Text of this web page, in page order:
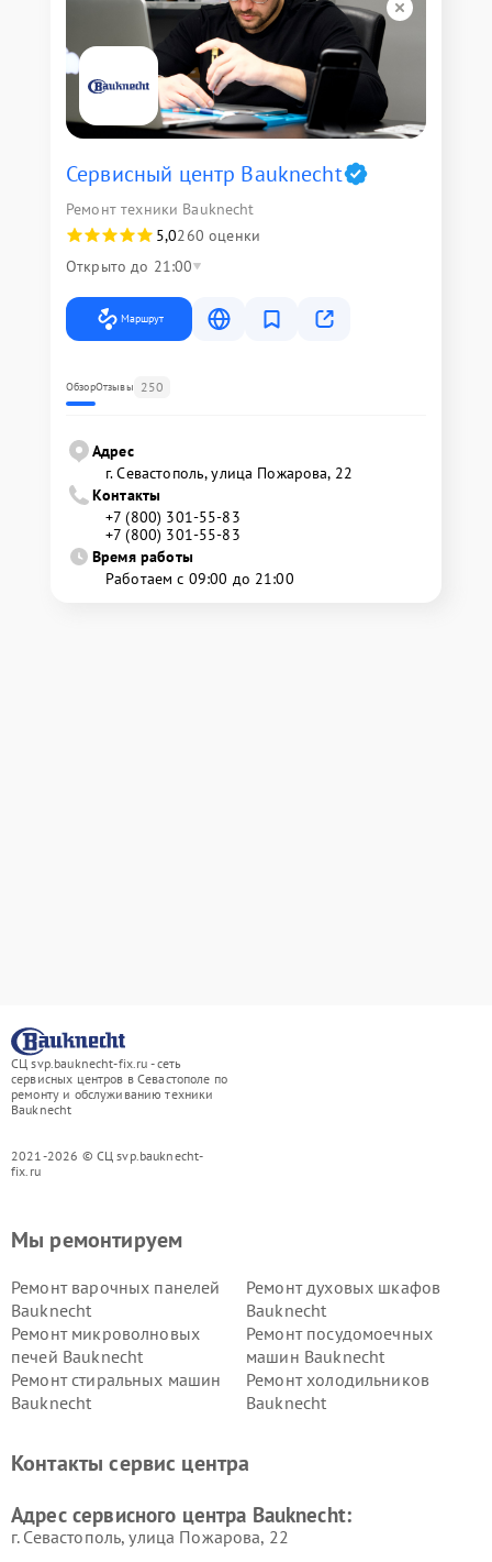
Сервисный центр Bauknecht
Ремонт техники Bauknecht
5,0260 оценки
Открыто до 21:00
Маршрут
ОбзорОтзывы 250
Адрес
г. Севастополь, улица Пожарова, 22
Контакты
+7 (800) 301-55-83
+7 (800) 301-55-83
Время работы
Работаем с 09:00 до 21:00
СЦ svp.bauknecht-fix.ru - сеть
сервисных центров в Севастополе по
ремонту и обслуживанию техники
Bauknecht
2021-2026 © СЦ svp.bauknecht-
fix.ru
Мы ремонтируем
Ремонт варочных панелей
Bauknecht
Ремонт духовых шкафов
Bauknecht
Ремонт микроволновых
печей Bauknecht
Ремонт посудомоечных
машин Bauknecht
Ремонт стиральных машин
Bauknecht
Ремонт холодильников
Bauknecht
Контакты сервис центра
Адрес сервисного центра Bauknecht:
г. Севастополь, улица Пожарова, 22